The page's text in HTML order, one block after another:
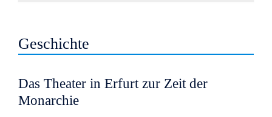
Geschichte
Das Theater in Erfurt zur Zeit der
Monarchie